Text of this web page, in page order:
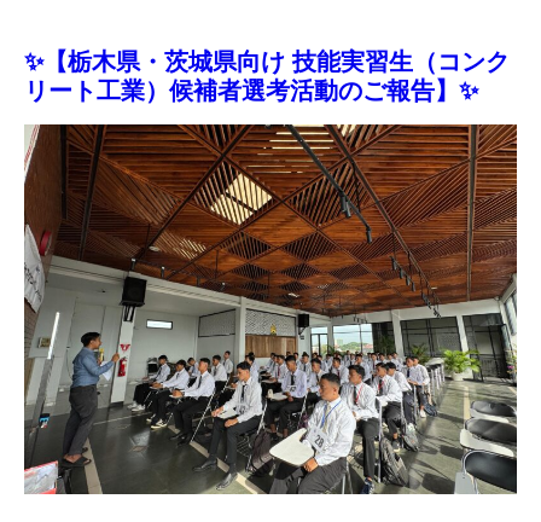
✨【栃木県・茨城県向け 技能実習生（コンク
リート工業）候補者選考活動のご報告】✨